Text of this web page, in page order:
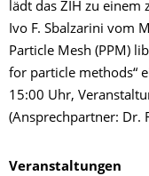
lädt das ZIH zu einem
Ivo F. Sbalzarini vom
Particle Mesh (PPM)
for particle methods“
15:00 Uhr,
(Ansprechpartner: Dr.
Veranstaltungen